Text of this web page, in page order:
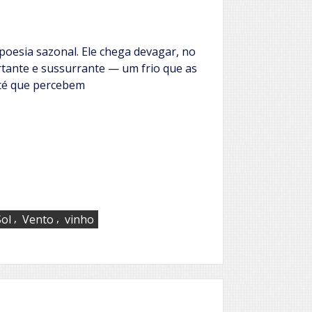
sazonal. Ele chega devagar, no
e sussurrante — um frio que as
que percebem
, Vento , vinho